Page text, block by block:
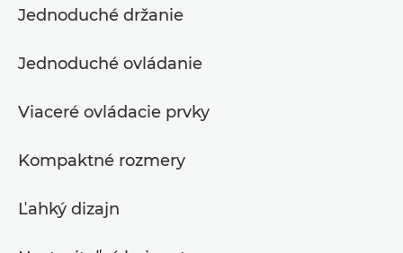
Jednoduché držanie
Jednoduché ovládanie
Viaceré ovládacie prvky
Kompaktné rozmery
Ľahký dizajn